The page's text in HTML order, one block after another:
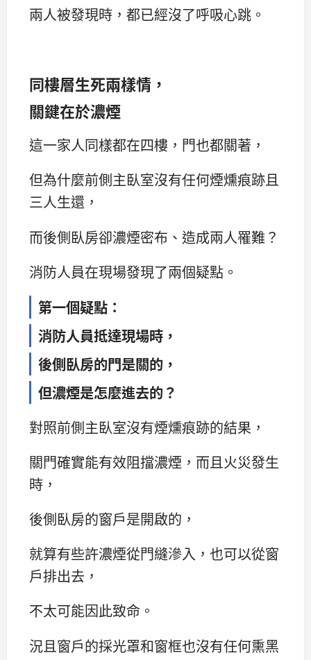
兩人被發現時，都已經沒了呼吸心跳。
同樓層生死兩樣情，
關鍵在於濃煙
這一家人同樣都在四樓，門也都關著，
但為什麼前側主臥室沒有任何煙燻痕跡且
三人生還，
而後側臥房卻濃煙密布、造成兩人罹難？
消防人員在現場發現了兩個疑點。
第一個疑點：
消防人員抵達現場時，
後側臥房的門是關的，
但濃煙是怎麼進去的？
對照前側主臥室沒有煙燻痕跡的結果，
關門確實能有效阻擋濃煙，而且火災發生
時，
後側臥房的窗戶是開啟的，
就算有些許濃煙從門縫滲入，也可以從窗
戶排出去，
不太可能因此致命。
況且窗戶的採光罩和窗框也沒有任何熏黑